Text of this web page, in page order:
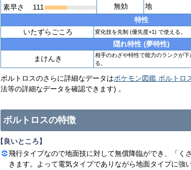
素早さ
111
無効
地
特性
いたずらごころ
変化技を先制 (優先度+1) で使える。
隠れ特性 (夢特性)
まけんき
相手のわざや特性で能力のランクが
る。
ボルトロスのさらに詳細なデータはポケモン図鑑 ボルトロ
法等の詳細なデータを確認できます) 。
ボルトロスの特徴
【良いところ】
飛行タイプなので地面技に対して無償降臨ができ、「く
きます。よって電気タイプでありながら地面タイプに強